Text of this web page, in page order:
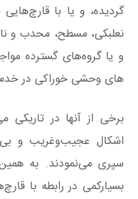
گردیده، و یا با قارچ‌هایی
نعلبکی، مسطح، محدب و
و یا گروه‌های گسترده
های وحشی خوراکی در
برخی از آنها در تاریکی
اشکال عجیب‌وغریب و
سپری می‌نمودند. به
بسیارکمی در رابطه با